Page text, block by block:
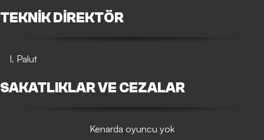
TEKNIK DIREKTÖR
I. Palut
SAKATLIKLAR VE CEZALAR
Kenarda oyuncu yok